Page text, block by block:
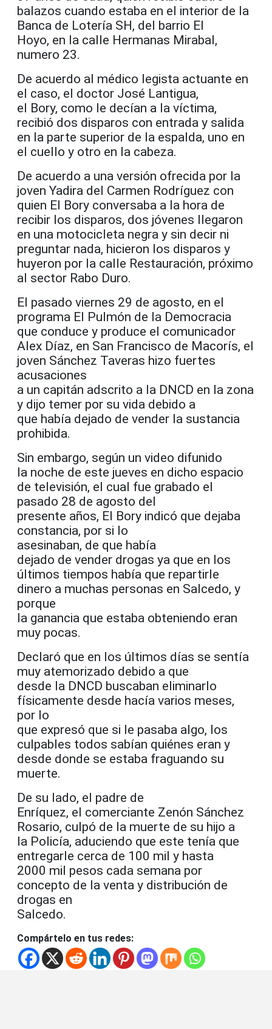
balazos cuando estaba en el interior de la
Banca de Lotería SH, del barrio El
Hoyo, en la calle Hermanas Mirabal,
numero 23.
De acuerdo al médico legista actuante en
el caso, el doctor José Lantigua,
el Bory, como le decían a la víctima,
recibió dos disparos con entrada y salida
en la parte superior de la espalda, uno en
el cuello y otro en la cabeza.
De acuerdo a una versión ofrecida por la
joven Yadira del Carmen Rodríguez con
quien El Bory conversaba a la hora de
recibir los disparos, dos jóvenes llegaron
en una motocicleta negra y sin decir ni
preguntar nada, hicieron los disparos y
huyeron por la calle Restauración, próximo
al sector Rabo Duro.
El pasado viernes 29 de agosto, en el
programa El Pulmón de la Democracia
que conduce y produce el comunicador
Alex Díaz, en San Francisco de Macorís, el
joven Sánchez Taveras hizo fuertes
acusaciones
a un capitán adscrito a la DNCD en la zona
y dijo temer por su vida debido a
que había dejado de vender la sustancia
prohibida.
Sin embargo, según un video difunido
la noche de este jueves en dicho espacio
de televisión, el cual fue grabado el
pasado 28 de agosto del
presente años, El Bory indicó que dejaba
constancia, por si lo
asesinaban, de que había
dejado de vender drogas ya que en los
últimos tiempos había que repartirle
dinero a muchas personas en Salcedo, y
porque
la ganancia que estaba obteniendo eran
muy pocas.
Declaró que en los últimos días se sentía
muy atemorizado debido a que
desde la DNCD buscaban eliminarlo
físicamente desde hacía varios meses,
por lo
que expresó que si le pasaba algo, los
culpables todos sabían quiénes eran y
desde donde se estaba fraguando su
muerte.
De su lado, el padre de
Enríquez, el comerciante Zenón Sánchez
Rosario, culpó de la muerte de su hijo a
la Policía, aduciendo que este tenía que
entregarle cerca de 100 mil y hasta
2000 mil pesos cada semana por
concepto de la venta y distribución de
drogas en
Salcedo.
Compártelo en tus redes: